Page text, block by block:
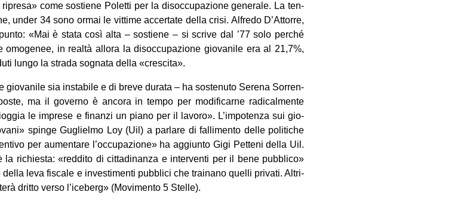
come sostiene Poletti per la disoc­cu­pa­zione gene­rale. La ten­
under 34 sono ormai le vit­time accer­tate della crisi. Alfredo D’Attorre,
«Mai è stata così alta – sostiene – si scrive dal ’77 solo per­ché
omo­ge­nee, in realtà allora la disoc­cu­pa­zione gio­va­nile era al 21,7%,
lungo la strada sognata della «crescita».
gio­va­nile sia insta­bile e di breve durata – ha soste­nuto Serena Sor­ren­
ma il governo è ancora in tempo per modi­fi­carne radi­cal­mente
le imprese e finanzi un piano per il lavoro». L’impotenza sui gio­
spinge Guglielmo Loy (Uil) a par­lare di fal­li­mento delle poli­ti­che
per aumen­tare l’occupazione» ha aggiunto Gigi Pet­teni della Uil.
richie­sta: «red­dito di cit­ta­di­nanza e inter­venti per il bene pub­blico»
leva fiscale e inve­sti­menti pub­blici che trai­nano quelli pri­vati. Altri­
dritto verso l’iceberg» (Movi­mento 5 Stelle).